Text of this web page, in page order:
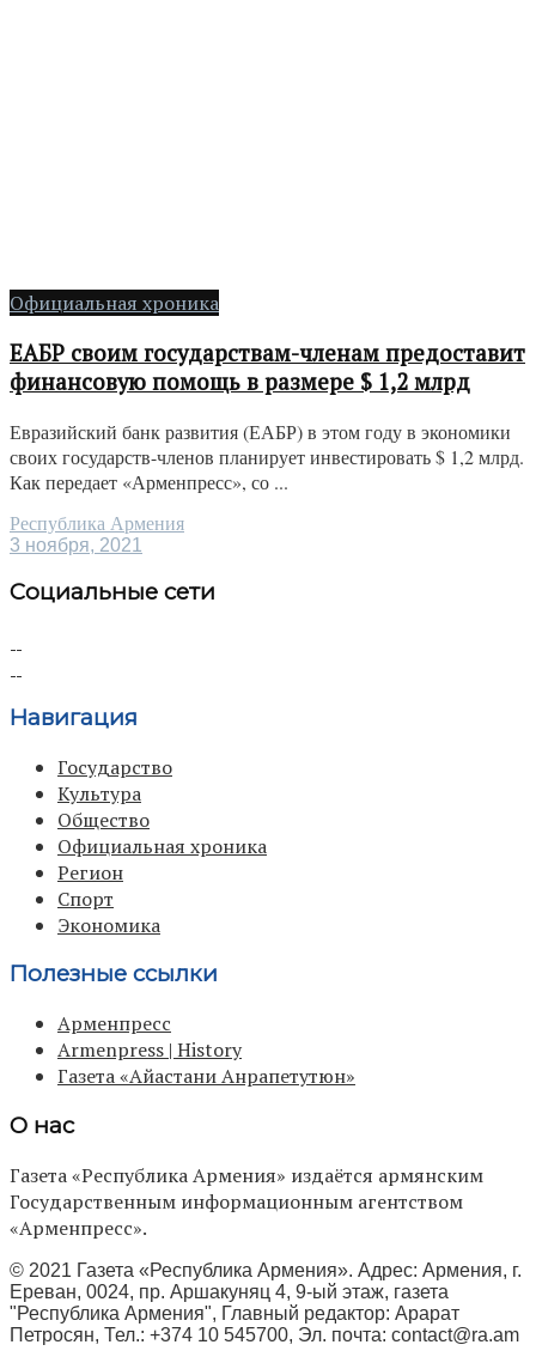
Официальная хроника
ЕАБР своим государствам-членам предоставит
финансовую помощь в размере $ 1,2 млрд
Евразийский банк развития (ЕАБР) в этом году в экономики
своих государств-членов планирует инвестировать $ 1,2 млрд.
Как передает «Арменпресс», со ...
Республика Армения
3 ноября, 2021
Социальные сети
Навигация
Государство
Культура
Общество
Официальная хроника
Регион
Спорт
Экономика
Полезные ссылки
Арменпресс
Armenpress | History
Газета «Айастани Анрапетутюн»
О нас
Газета «Республика Армения» издаётся армянским
Государственным информационным агентством
«Арменпресс».
© 2021 Газета «Республика Армения». Адрес: Армения, г.
Ереван, 0024, пр. Аршакуняц 4, 9-ый этаж, газета
"Республика Армения", Главный редактор: Арарат
Петросян, Тел.: +374 10 545700, Эл. почта: contact@ra.am